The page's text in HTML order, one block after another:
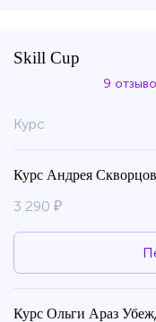
Skill Cup
9
Курс
Курс Андрея
3 290 ₽
Курс Ольги Араз